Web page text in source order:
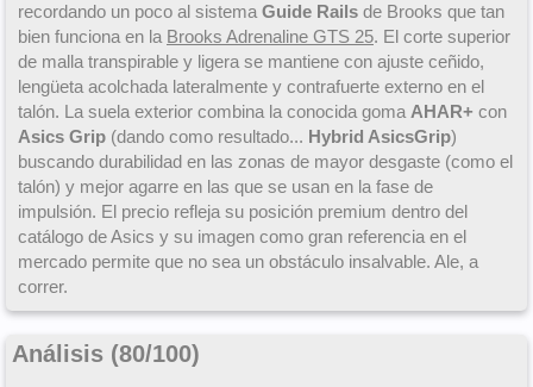
recordando un poco al sistema Guide Rails de Brooks que tan
bien funciona en la Brooks Adrenaline GTS 25. El corte superior
de malla transpirable y ligera se mantiene con ajuste ceñido,
lengüeta acolchada lateralmente y contrafuerte externo en el
talón. La suela exterior combina la conocida goma AHAR+ con
Asics Grip (dando como resultado... Hybrid AsicsGrip)
buscando durabilidad en las zonas de mayor desgaste (como el
talón) y mejor agarre en las que se usan en la fase de
impulsión. El precio refleja su posición premium dentro del
catálogo de Asics y su imagen como gran referencia en el
mercado permite que no sea un obstáculo insalvable. Ale, a
correr.
Análisis (80/100)